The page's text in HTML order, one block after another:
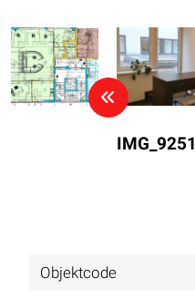
IMG_9251
Objektcode